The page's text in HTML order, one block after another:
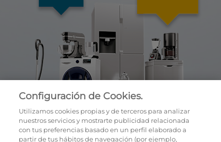
Configuración de Cookies.
Utilizamos cookies propias y de terceros para analizar
nuestros servicios y mostrarte publicidad relacionada
con tus preferencias basado en un perfil elaborado a
partir de tus hábitos de navegación (por ejemplo,